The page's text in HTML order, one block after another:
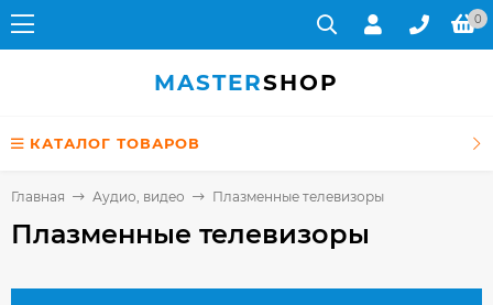
0
MASTERSHOP
КАТАЛОГ ТОВАРОВ
Главная Аудио, видео Плазменные телевизоры
Плазменные телевизоры